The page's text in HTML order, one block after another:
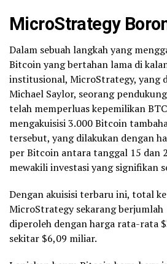
MicroStrategy
Dalam sebuah langkah yang
Bitcoin yang bertahan lama di
institusional, MicroStrategy, yang
Michael Saylor, seorang
telah memperluas kepemilikan
mengakuisisi 3.000 Bitcoin
tersebut, yang dilakukan dengan
per Bitcoin antara tanggal 15 dan
mewakili investasi yang signifikan
Dengan akuisisi terbaru ini, total
MicroStrategy sekarang berjumlah
diperoleh dengan harga rata-rata
sekitar $6,09 miliar.